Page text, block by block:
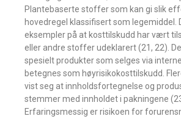
Plantebaserte stoffer som kan gi slik
hovedregel klassifisert som legemiddel.
eksempler på at kosttilskudd har vært
eller andre stoffer udeklarert (21, 22).
spesielt produkter som selges via
betegnes som høyrisikokosttilskudd.
vist seg at innholdsfortegnelse og
stemmer med innholdet i pakningene
Erfaringsmessig er risikoen for